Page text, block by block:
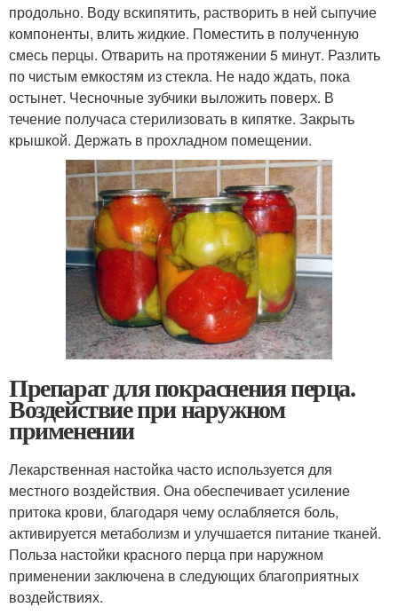
продольно. Воду вскипятить, растворить в ней сыпучие
компоненты, влить жидкие. Поместить в полученную
смесь перцы. Отварить на протяжении 5 минут. Разлить
по чистым емкостям из стекла. Не надо ждать, пока
остынет. Чесночные зубчики выложить поверх. В
течение получаса стерилизовать в кипятке. Закрыть
крышкой. Держать в прохладном помещении.
Препарат для покраснения перца.
Воздействие при наружном
применении
Лекарственная настойка часто используется для
местного воздействия. Она обеспечивает усиление
притока крови, благодаря чему ослабляется боль,
активируется метаболизм и улучшается питание тканей.
Польза настойки красного перца при наружном
применении заключена в следующих благоприятных
воздействиях.